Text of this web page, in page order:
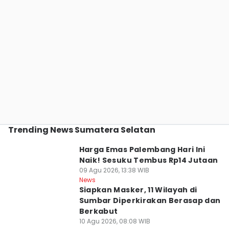
Trending News Sumatera Selatan
Harga Emas Palembang Hari Ini
Naik! Sesuku Tembus Rp14 Jutaan
09 Agu 2026, 13:38 WIB
News
Siapkan Masker, 11 Wilayah di
Sumbar Diperkirakan Berasap dan
Berkabut
10 Agu 2026, 08:08 WIB